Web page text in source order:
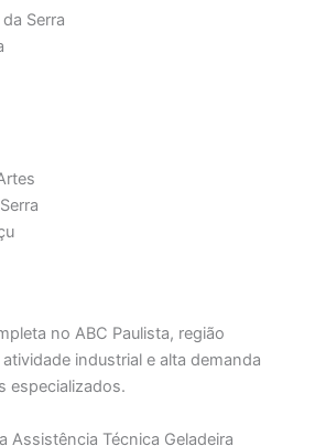
Serra
no ABC Paulista, região
industrial e alta demanda
especializados.
Assistência Técnica Geladeira